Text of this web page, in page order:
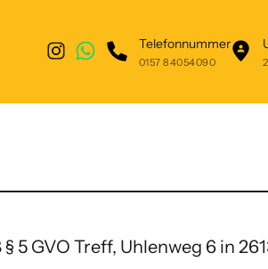
Telefonnummer
0157 84054090
5 GVO Treff, Uhlenweg 6 in